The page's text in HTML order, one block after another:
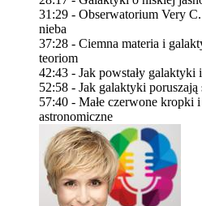
31:29 - Obserwatorium Very
nieba
37:28 - Ciemna materia i
teoriom
42:43 - Jak powstały galaktyki
52:58 - Jak galaktyki poruszają
57:40 - Małe czerwone kropki
astronomiczne